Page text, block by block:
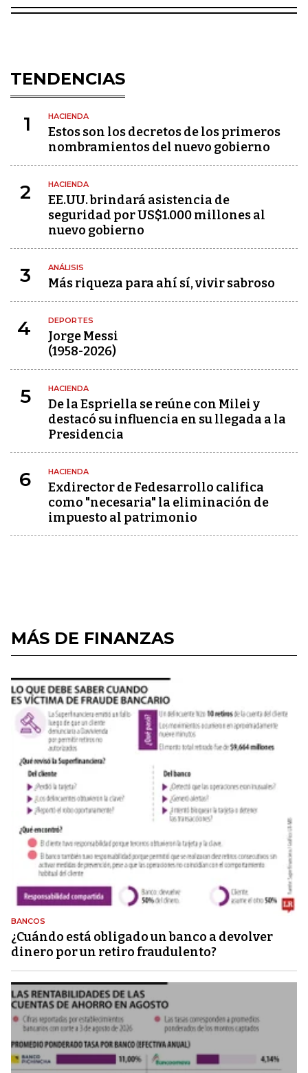
TENDENCIAS
1 HACIENDA
Estos son los decretos de los primeros
nombramientos del nuevo gobierno
2 HACIENDA
EE.UU. brindará asistencia de
seguridad por US$1.000 millones al
nuevo gobierno
3 ANÁLISIS
Más riqueza para ahí sí, vivir sabroso
4 DEPORTES
Jorge Messi
(1958-2026)
5 HACIENDA
De la Espriella se reúne con Milei y
destacó su influencia en su llegada a la
Presidencia
6 HACIENDA
Exdirector de Fedesarrollo califica
como "necesaria" la eliminación de
impuesto al patrimonio
MÁS DE FINANZAS
BANCOS
¿Cuándo está obligado un banco a devolver
dinero por un retiro fraudulento?